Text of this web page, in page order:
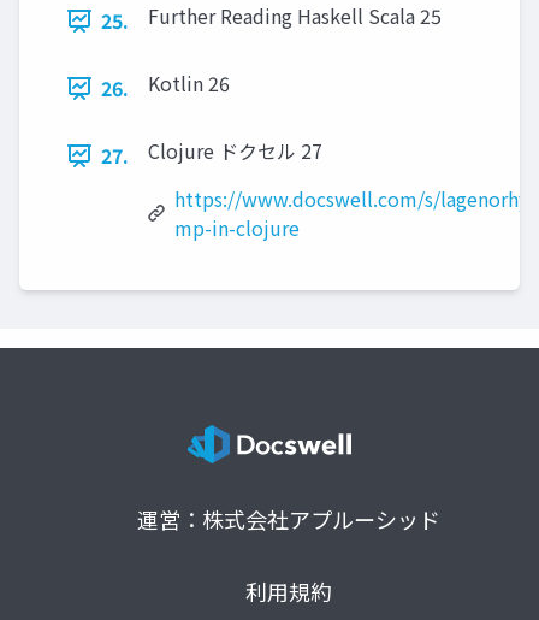
25. Further Reading Haskell Scala 25
26. Kotlin 26
27.
Clojure ドクセル 27
https://www.docswell.com/s/
mp-in-clojure
運営：株式会社アプルーシッド
利用規約